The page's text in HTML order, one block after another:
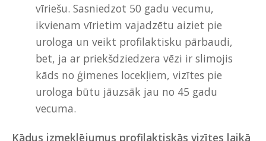
vīriešu. Sasniedzot 50 gadu vecumu,
ikvienam vīrietim vajadzētu aiziet pie
urologa un veikt profilaktisku pārbaudi,
bet, ja ar priekšdziedzera vēzi ir slimojis
kāds no ģimenes locekļiem, vizītes pie
urologa būtu jāuzsāk jau no 45 gadu
vecuma.
Kādus izmeklējumus profilaktiskās vizītes laikā